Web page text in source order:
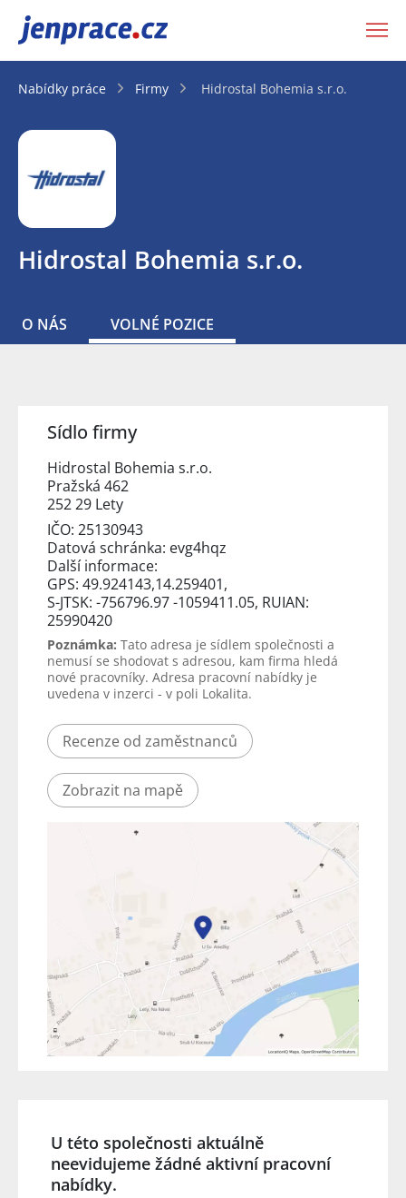
JenPráce.cz
Nabídky práce Firmy Hidrostal Bohemia s.r.o.
Hidrostal Bohemia s.r.o.
O NÁS VOLNÉ POZICE
Sídlo firmy
Hidrostal Bohemia s.r.o.
Pražská 462
252 29 Lety
IČO: 25130943
Datová schránka: evg4hqz
Další informace:
GPS: 49.924143,14.259401,
S-JTSK: -756796.97 -1059411.05, RUIAN:
25990420
Poznámka: Tato adresa je sídlem společnosti a
nemusí se shodovat s adresou, kam firma hledá
nové pracovníky. Adresa pracovní nabídky je
uvedena v inzerci - v poli Lokalita.
Recenze od zaměstnanců
Zobrazit na mapě
U této společnosti aktuálně
neevidujeme žádné aktivní pracovní
nabídky.